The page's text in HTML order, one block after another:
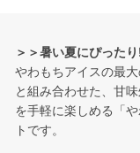
＞＞暑い夏にぴった
やわもちアイスの最
と組み合わせた、甘
を手軽に楽しめる「
トです。